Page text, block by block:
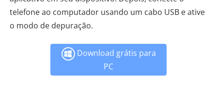
telefone ao computador usando um cabo USB e ative
o modo de depuração.
Download grátis para
PC